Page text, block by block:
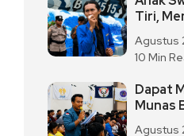
Tiri,
Agustus
10 Min
Dapat
Munas
Agustus